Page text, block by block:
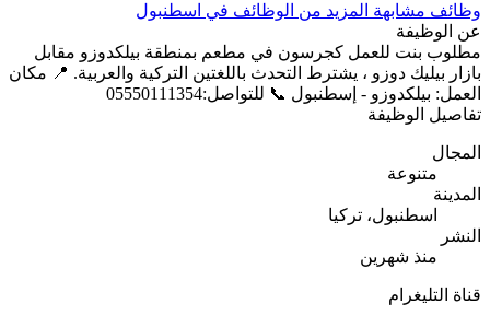
وظائف مشابهة المزيد من الوظائف في اسطنبول
عن الوظيفة
مطلوب بنت للعمل كجرسون في مطعم بمنطقة بيلكدوزو مقابل
بازار بيليك دوزو ، يشترط التحدث باللغتين التركية والعربية. 📍 مكان
العمل: بيلكدوزو - إسطنبول 📞 للتواصل:05550111354
تفاصيل الوظيفة
المجال
متنوعة
المدينة
اسطنبول، تركيا
النشر
منذ شهرين
قناة التليغرام